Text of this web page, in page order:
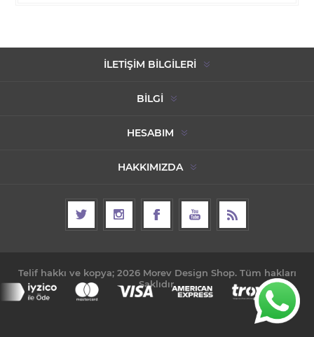
İLETIŞIM BILGILERI
BILGI
HESABIM
HAKKIMIZDA
Telif hakkı ve kopya; 2026 Morev Design Shop. Tüm hakları
Saklıdır.